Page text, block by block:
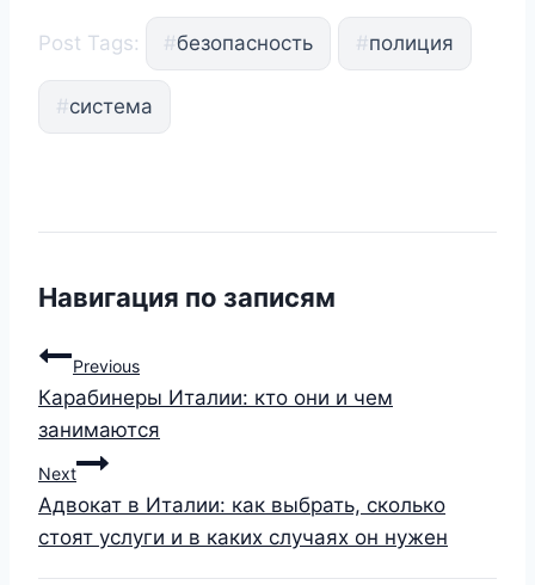
Post Tags: #безопасность #полиция
#система
Навигация по записям
Previous
Карабинеры Италии: кто они и чем
занимаются
Next
Адвокат в Италии: как выбрать, сколько
стоят услуги и в каких случаях он нужен